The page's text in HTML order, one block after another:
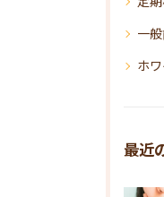
一
ホ
最近